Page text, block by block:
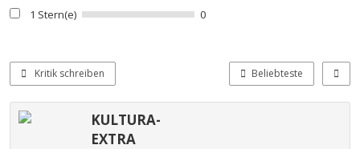
1 Stern(e) 0
Kritik schreiben Beliebteste
KULTURA-
EXTRA